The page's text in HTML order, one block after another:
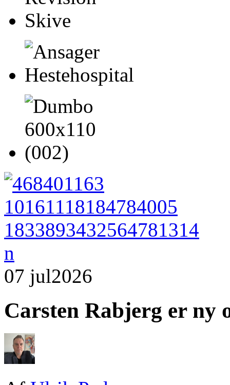
07 jul2026
Carsten Rabjerg er ny